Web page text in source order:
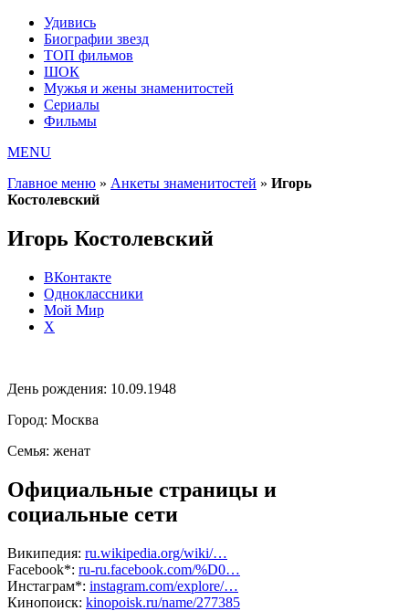
Удивись
Биографии звезд
ТОП фильмов
ШОК
Мужья и жены знаменитостей
Сериалы
Фильмы
MENU
Главное меню » Анкеты знаменитостей » Игорь
Костолевский
Игорь Костолевский
ВКонтакте
Одноклассники
Мой Мир
X
День рождения: 10.09.1948
Город: Москва
Семья: женат
Официальные страницы и
социальные сети
Википедия: ru.wikipedia.org/wiki/…
Facebook*: ru-ru.facebook.com/%D0…
Инстаграм*: instagram.com/explore/…
Кинопоиск: kinopoisk.ru/name/277385